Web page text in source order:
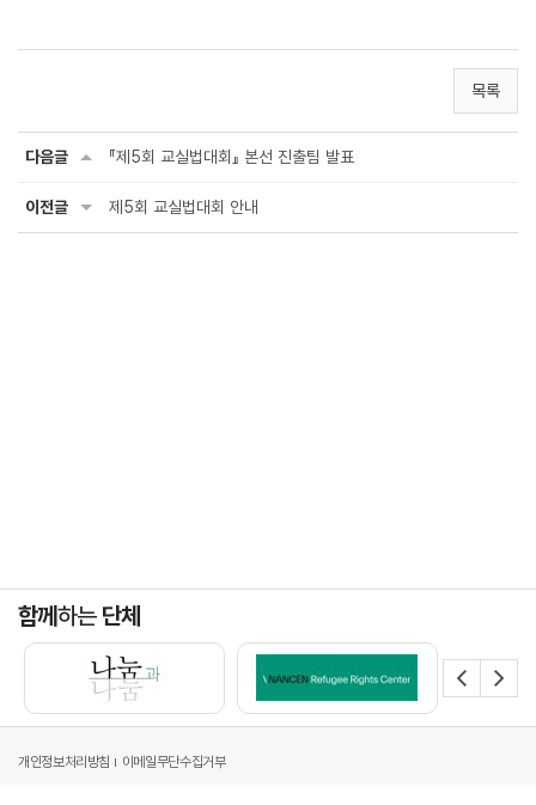
목록
다음글 『제5회 교실법대회』 본선 진출팀 발표
이전글 제5회 교실법대회 안내
함께하는 단체
개인정보처리방침 이메일무단수집거부